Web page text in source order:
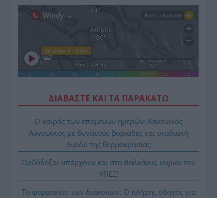
ΔΙΑΒΑΣΤΕ ΚΑΙ ΤΑ ΠΑΡΑΚΑΤΩ
Ο καιρός των επομένων ημερών: Κανονικός
Αύγουστος με δυνατούς βοριάδες και σταδιακή
άνοδο της θερμοκρασίας
Ορθόδοξοι υπάρχουν και στα Βαλκάνια, κύριοι του
ΥΠΕΞ!
Το φαρμακείο των διακοπών: Ο πλήρης οδηγός για